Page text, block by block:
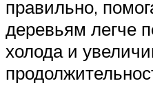
правильно,
деревьям легче
холода и